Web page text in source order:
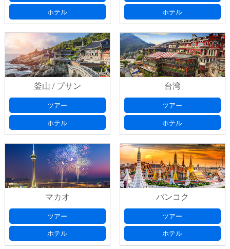
ホテル
ホテル
釜山 / プサン
ツアー
ホテル
台湾
ツアー
ホテル
マカオ
ツアー
ホテル
バンコク
ツアー
ホテル